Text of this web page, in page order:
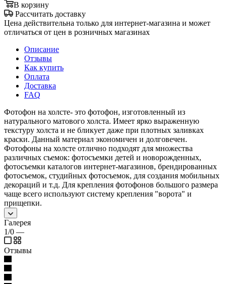
В корзину
Рассчитать доставку
Цена действительна только для интернет-магазина и может
отличаться от цен в розничных магазинах
Описание
Отзывы
Как купить
Оплата
Доставка
FAQ
Фотофон на холсте- это фотофон, изготовленный из
натурального матового холста. Имеет ярко выраженную
текстуру холста и не бликует даже при плотных заливках
краски. Данный материал экономичен и долговечен.
Фотофоны на холсте отлично подходят для множества
различных съемок: фотосъемки детей и новорожденных,
фотосъемки каталогов интернет-магазинов, брендированных
фотосъемок, студийных фотосъемок, для создания мобильных
декораций и т.д. Для крепления фотофонов большого размера
чаще всего используют систему крепления "ворота" и
прищепки.
Галерея
1/0 —
Отзывы